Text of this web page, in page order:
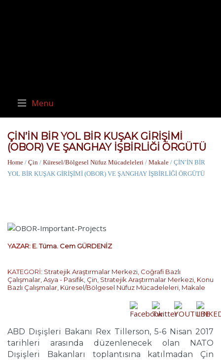
Menu
ÇİN’İN BİR YOL BİR KUŞAK GİRİŞİMİ
(OBOR) VE ŞANGHAY İŞBİRLİĞİ ÖRGÜTÜ
Home / Çin / Küresel/Bölgesel Nüfuz Mücadeleleri / Makale / ÇİN’İN BİR
YOL BİR KUŞAK GİRİŞİMİ (OBOR) VE ŞANGHAY İŞBİRLİĞİ ÖRGÜTÜ
YAZAR: E. Tüma. Cem GÜRDENİZ
KATEGORİ: Stratejik Araştırmalar Merkezi, Coğrafi Bazlı
Çalışmalar,Asya - Pasifik, Çin, Stratejik Araştırmalar Merkezi, Konu
Bazlı Çalışmalar, Küresel/Bölgesel Nüfuz Mücadeleleri, Makale
ABD Dışişleri Bakanı Rex Tillerson, 5-6 Nisan 2017
tarihleri arasında düzenlenecek olan NATO
Dışişleri Bakanları toplantısına katılmadan Çin